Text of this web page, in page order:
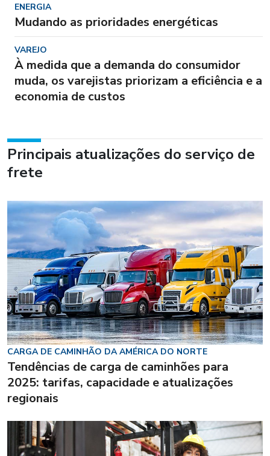
ENERGIA
Mudando as prioridades energéticas
VAREJO
À medida que a demanda do consumidor
muda, os varejistas priorizam a eficiência e a
economia de custos
Principais atualizações do serviço de
frete
CARGA DE CAMINHÃO DA AMÉRICA DO NORTE
Tendências de carga de caminhões para
2025: tarifas, capacidade e atualizações
regionais